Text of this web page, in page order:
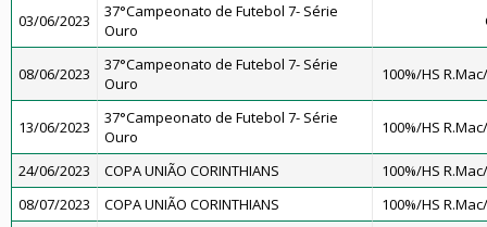
03/06/2023
37°Campeonato de Futebol 7- Série
Ouro
08/06/2023
37°Campeonato de Futebol 7- Série
Ouro
100%/HS
13/06/2023
37°Campeonato de Futebol 7- Série
Ouro
100%/HS
24/06/2023 COPA UNIÃO CORINTHIANS
100%/HS
08/07/2023
COPA UNIÃO CORINTHIANS
100%/HS